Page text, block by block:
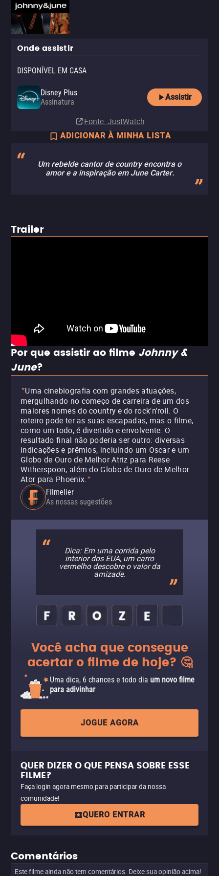
Onde assistir
DISPONÍVEL EM CASA
Disney Plus
Assinatura
Assistir
Fonte: JustWatch
ADICIONAR À MINHA LISTA
Um rebelde cantor de country encontra o
amor e a inspiração em June Carter.
Trailer
Por que assistir ao filme Johnny &
June?
"Uma cinebiografia com grandes atuações,
mergulhando no começo de carreira de um dos
maiores nomes do country e do rock'n'roll. O
roteiro pode ter as suas escapadas, mas o filme,
como um todo, é divertido e envolvente. O
resultado final não poderia ser outro: diversas
indicações e prêmios, incluindo um Oscar e um
Globo de Ouro de Melhor Atriz para Reese
Witherspoon, além do Globo de Ouro de Melhor
Ator para Phoenix."
Filmelier
As nossas sugestões
Dica: Em uma corrida pelo
interior dos EUA, um carro
vermelho descobre o valor da
amizade.
Você acha que consegue
acertar o filme de hoje? 🤔
Uma dica, 6 chances e todo dia um novo filme
para adivinhar
JOGUE AGORA
QUER DIZER O QUE PENSA SOBRE ESSE
FILME?
Faça login agora mesmo para participar da nossa
comunidade!
QUERO ENTRAR
Comentários
Este filme ainda não tem comentários. Deixe sua opinião acima!